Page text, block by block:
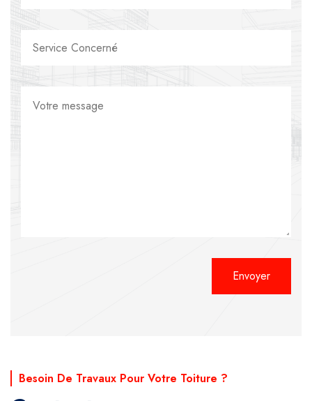
Besoin De Travaux Pour Votre Toiture ?